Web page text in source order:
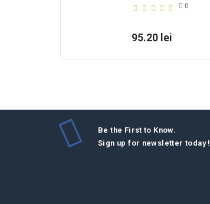
0
95.20 lei
Be the First to Know.
Sign up for newsletter today !